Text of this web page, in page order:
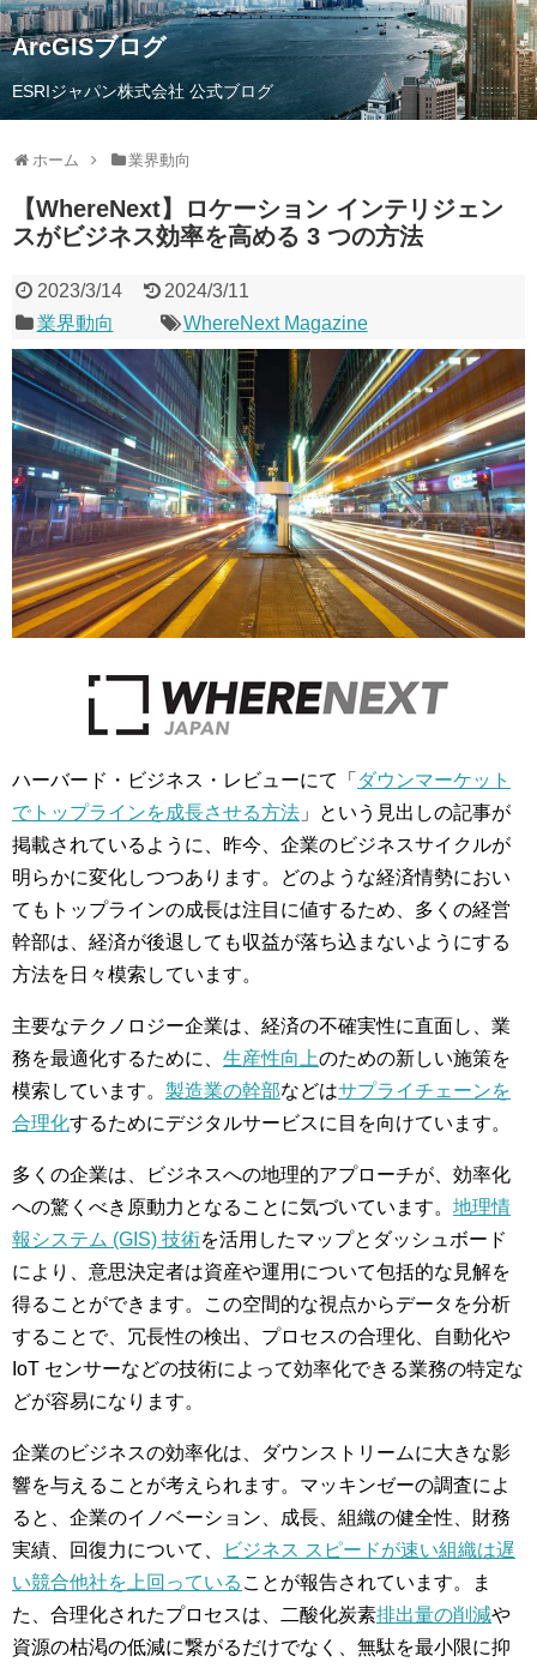
ArcGISブログ
ESRIジャパン株式会社 公式ブログ
ホーム 業界動向
【WhereNext】ロケーション インテリジェン
スがビジネス効率を高める 3 つの方法
2023/3/14
2024/3/11
業界動向
WhereNext Magazine
ハーバード・ビジネス・レビューにて「 ダウンマーケット
でトップラインを成長させる方法 」という見出しの記事が
掲載されているように、昨今、企業のビジネスサイクルが
明らかに変化しつつあります。どのような経済情勢におい
てもトップラインの成長は注目に値するため、多くの経営
幹部は、経済が後退しても収益が落ち込まないようにする
方法を日々模索しています。
主要なテクノロジー企業は、経済の不確実性に直面し、業
務を最適化するために、 生産性向上のための新しい施策を
模索しています。 製造業の幹部などはサプライチェーンを
合理化するためにデジタルサービスに目を向けています。
多くの企業は、ビジネスへの地理的アプローチが、効率化
への驚くべき原動力となることに気づいています。 地理情
報システム (GIS) 技術を活用したマップとダッシュボード
により、意思決定者は資産や運用について包括的な見解を
得ることができます。この空間的な視点からデータを分析
することで、冗長性の検出、プロセスの合理化、自動化や
IoT センサーなどの技術によって効率化できる業務の特定な
どが容易になります。
企業のビジネスの効率化は、ダウンストリームに大きな影
響を与えることが考えられます。マッキンゼーの調査によ
ると、企業のイノベーション、成長、組織の健全性、財務
実績、回復力について、
ビジネス スピードが速い組織は遅
い競合他社を上回っている ことが報告されています。ま
た、合理化されたプロセスは、二酸化炭素排出量の削減や
資源の枯渇の低減に繋がるだけでなく、無駄を最小限に抑